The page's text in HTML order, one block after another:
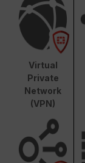
Virtual
Private
Network
(VPN)